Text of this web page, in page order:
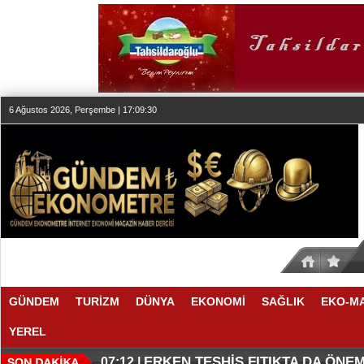
6 Ağustos 2026, Perşembe | 17:09:31
GÜNDEM TURİZM DÜNYA EKONOMİ SAĞLIK EKO-
YEREL
07:27 |KLASİK MÜZİK YAYINCILIĞINDA
07:17 |DÜZENLEMEYİ